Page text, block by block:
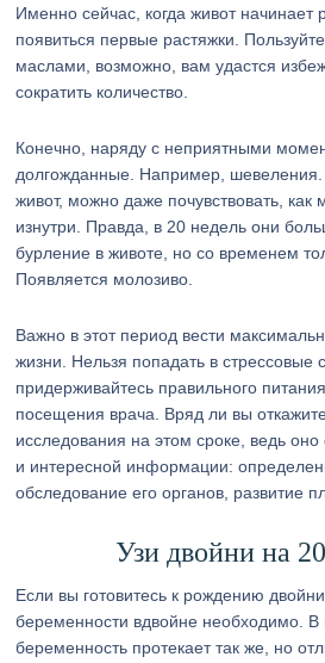
Именно сейчас, когда живот начинает
появиться первые растяжки.
маслами, возможно, вам удастся
сократить количество.
Конечно, наряду с неприятными
долгожданные. Например, шевеления.
живот, можно даже почувствовать, как
изнутри. Правда, в 20 недель они
бурление в животе, но со временем
Появляется молозиво.
Важно в этот период вести
жизни. Нельзя попадать в стрессовые
придерживайтесь правильного
посещения врача. Вряд ли вы
исследования на этом сроке, ведь
и интересной информации:
обследование его органов, развитие
Узи двойни на
Если вы готовитесь к рождению
беременности вдвойне необходимо.
беременность протекает так же, но